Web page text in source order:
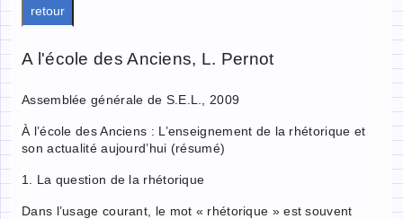
retour
A l'école des Anciens, L. Pernot
Assemblée générale de S.E.L., 2009
À l’école des Anciens : L’enseignement de la rhétorique et
son actualité aujourd’hui (résumé)
1. La question de la rhétorique
Dans l’usage courant, le mot « rhétorique » est souvent